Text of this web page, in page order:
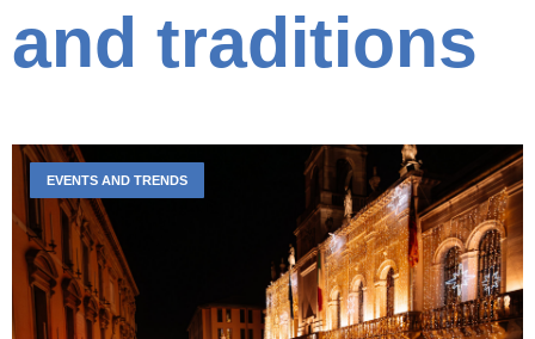
and traditions
EVENTS AND TRENDS